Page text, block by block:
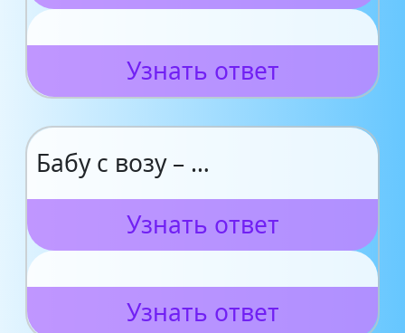
Узнать ответ
Бабу с возу – …
Узнать ответ
Узнать ответ